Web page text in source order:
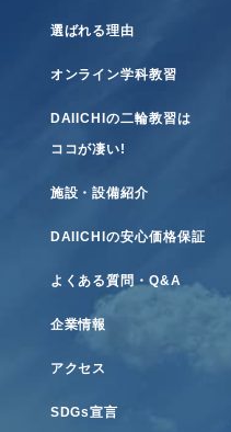
選ばれる理由
オンライン学科教習
DAIICHIの二輪教習は
ココが凄い!
施設・設備紹介
DAIICHIの安心価格保証
よくある質問・Q&A
企業情報
アクセス
SDGs宣言